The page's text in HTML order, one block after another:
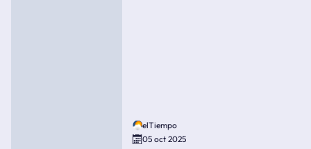
elTiempo
05 oct 2025